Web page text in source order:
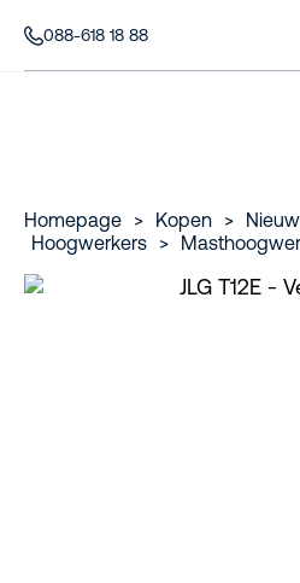
088-618 18 88
Homepage > Kopen >
Hoogwerkers
>